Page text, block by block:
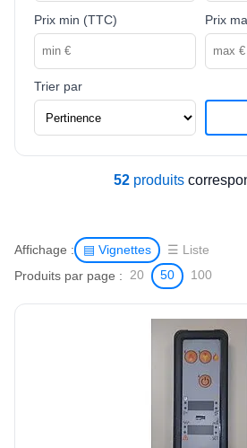
Prix min (TTC) Prix
Trier par
52 produits
Affichage : ▤ Vignettes ☰ Liste
Produits par page : 20 50 100